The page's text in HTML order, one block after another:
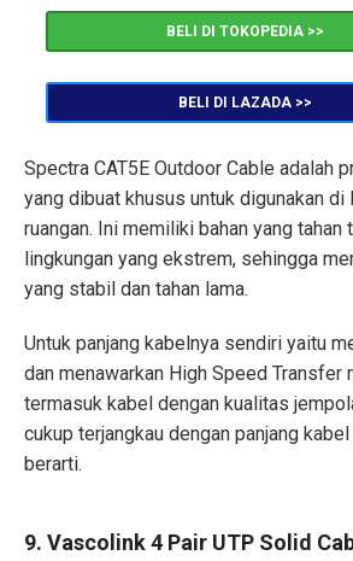
BELI DI TOKOPEDIA >>
BELI DI LAZADA >>
Spectra CAT5E Outdoor Cable adalah
yang dibuat khusus untuk digunakan di
ruangan. Ini memiliki bahan yang tahan
lingkungan yang ekstrem, sehingga
yang stabil dan tahan lama.
Untuk panjang kabelnya sendiri yaitu
dan menawarkan High Speed Transfer
termasuk kabel dengan kualitas
cukup terjangkau dengan panjang
berarti.
9. Vascolink 4 Pair UTP Solid